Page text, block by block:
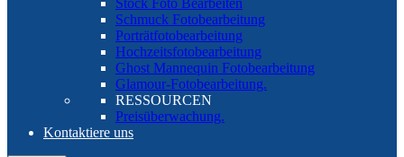
Stock Foto Bearbeiten
Schmuck Fotobearbeitung
Porträtfotobearbeitung
Hochzeitsfotobearbeitung
Ghost Mannequin Fotobearbeitung
Glamour-Fotobearbeitung.
RESSOURCEN
Preisüberwachung.
Kontaktiere uns